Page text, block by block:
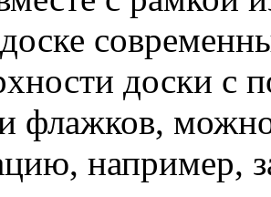
доски с
флажков,
например,